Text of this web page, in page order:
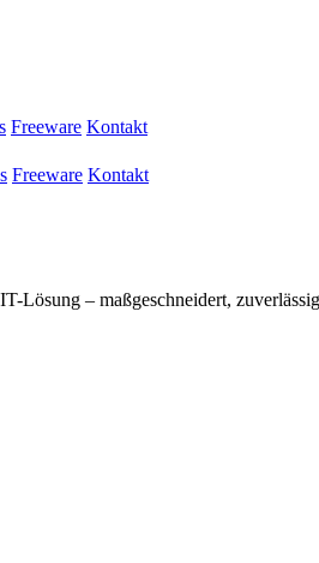
Freeware Kontakt
Freeware Kontakt
Lösung – maßgeschneidert,